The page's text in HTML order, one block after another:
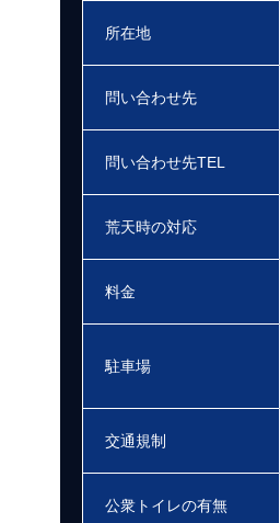
所在地
問い合わせ先
問い合わせ先TEL
荒天時の対応
料金
駐車場
交通規制
公衆トイレの有無